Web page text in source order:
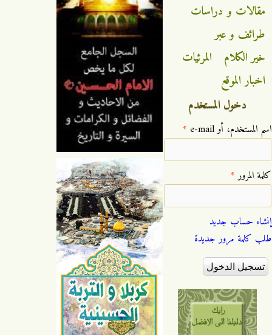
مقالات و دراسات
طرائف و عبر
خير الكلام
المرئيات
اخبار الموقع
دخول المستخدم
‏اسم المستخدم، أو e-mail ‏ *
‏كلمة المرور ‏*
إنشاء حساب جديد
طلب كلمة مرور جديدة